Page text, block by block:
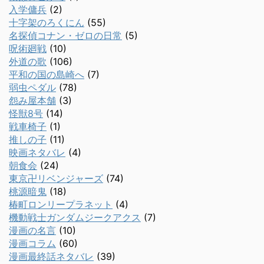
入学傭兵 (2)
十字架のろくにん (55)
名探偵コナン・ゼロの日常 (5)
呪術廻戦 (10)
外道の歌 (106)
平和の国の島崎へ (7)
弱虫ペダル (78)
怨み屋本舗 (3)
怪獣8号 (14)
戦車椅子 (1)
推しの子 (11)
映画ネタバレ (4)
朝食会 (24)
東京卍リベンジャーズ (74)
桃源暗鬼 (18)
椿町ロンリープラネット (4)
機動戦士ガンダムジークアクス (7)
漫画の名言 (10)
漫画コラム (60)
漫画最終話ネタバレ (39)